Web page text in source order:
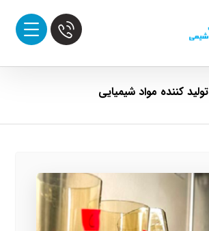
تولید کننده مواد شیمیایی